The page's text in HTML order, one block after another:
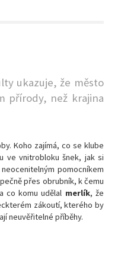
ukazuje, že město
přírody, než krajina
Koho zajímá, co se klube
ve vnitrobloku šnek, jak si
pomocníkem
přes obrubník, k čemu
co komu udělal merlík, že
zákoutí, kterého by
neuvěřitelné příběhy.